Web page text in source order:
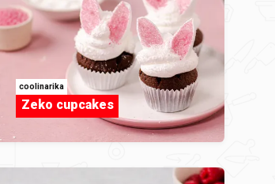
coolinarika
Zeko cupcakes